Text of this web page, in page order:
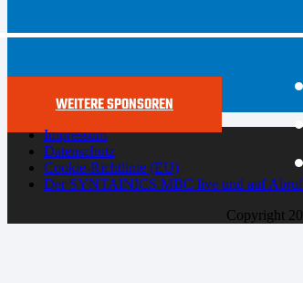
WEITERE SPONSOREN
Impressum
Datenschutz
Cookie-Richtlinie (EU)
Der SYNTAINICS MBC live und auf
Copyright